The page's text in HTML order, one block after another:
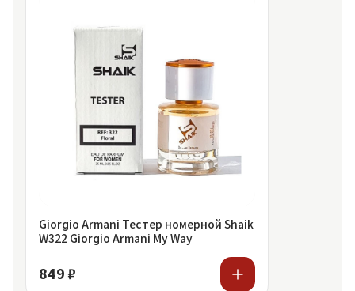
Giorgio Armani Тестер номерной Shaik
W322 Giorgio Armani My Way
849 ₽